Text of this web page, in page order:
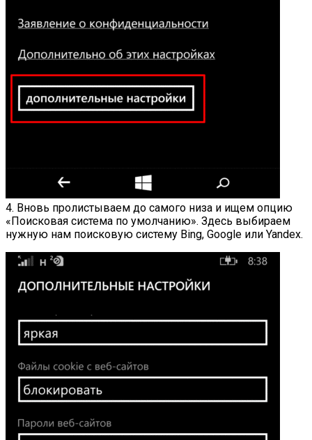
4. Вновь пролистываем до самого низа и ищем опцию
«Поисковая система по умолчанию». Здесь выбираем
нужную нам поисковую систему Bing, Google или Yandex.